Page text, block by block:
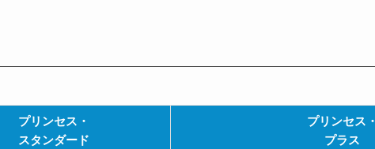
プリンセス・
スタンダード
プリンセス・
プラス